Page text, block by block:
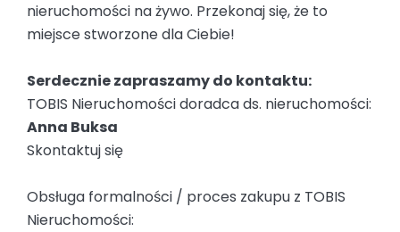
nieruchomości na żywo. Przekonaj się, że to
miejsce stworzone dla Ciebie!
Serdecznie zapraszamy do kontaktu:
TOBIS Nieruchomości doradca ds. nieruchomości:
Anna Buksa
Skontaktuj się
Obsługa formalności / proces zakupu z TOBIS
Nieruchomości: